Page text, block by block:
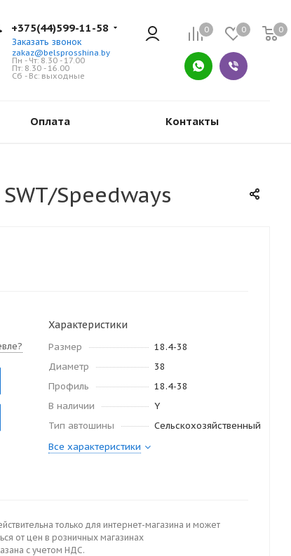
0 0 0
+375(44)599-11-58
Заказать звонок
zakaz@belsprosshina.by
Пн - Чт: 8.30 - 17.00
Пт: 8.30 - 16.00
Сб - Вс: выходные
Оплата Контакты
Speedways
Характеристики
Размер
18.4-38
Диаметр
38
Профиль
18.4-38
В наличии
Y
Тип автошины
Сельскохозяйственный
Все характеристики
только для интернет-магазина и может
от цен в розничных магазинах
с учетом НДС.